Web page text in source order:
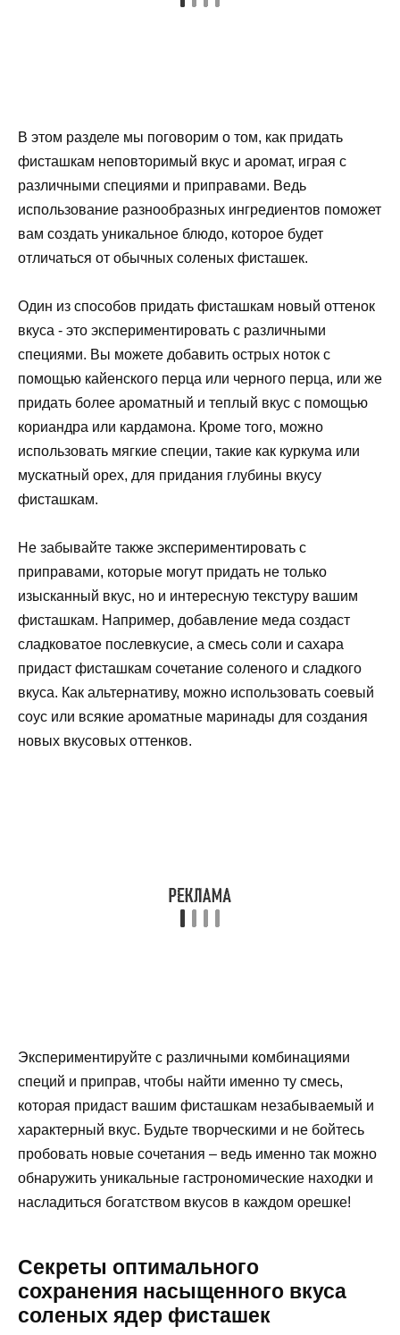
В этом разделе мы поговорим о том, как придать
фисташкам неповторимый вкус и аромат, играя с
различными специями и приправами. Ведь
использование разнообразных ингредиентов поможет
вам создать уникальное блюдо, которое будет
отличаться от обычных соленых фисташек.
Один из способов придать фисташкам новый оттенок
вкуса - это экспериментировать с различными
специями. Вы можете добавить острых ноток с
помощью кайенского перца или черного перца, или же
придать более ароматный и теплый вкус с помощью
кориандра или кардамона. Кроме того, можно
использовать мягкие специи, такие как куркума или
мускатный орех, для придания глубины вкусу
фисташкам.
Не забывайте также экспериментировать с
приправами, которые могут придать не только
изысканный вкус, но и интересную текстуру вашим
фисташкам. Например, добавление меда создаст
сладковатое послевкусие, а смесь соли и сахара
придаст фисташкам сочетание соленого и сладкого
вкуса. Как альтернативу, можно использовать соевый
соус или всякие ароматные маринады для создания
новых вкусовых оттенков.
Экспериментируйте с различными комбинациями
специй и приправ, чтобы найти именно ту смесь,
которая придаст вашим фисташкам незабываемый и
характерный вкус. Будьте творческими и не бойтесь
пробовать новые сочетания – ведь именно так можно
обнаружить уникальные гастрономические находки и
насладиться богатством вкусов в каждом орешке!
Секреты оптимального
сохранения насыщенного вкуса
соленых ядер фисташек